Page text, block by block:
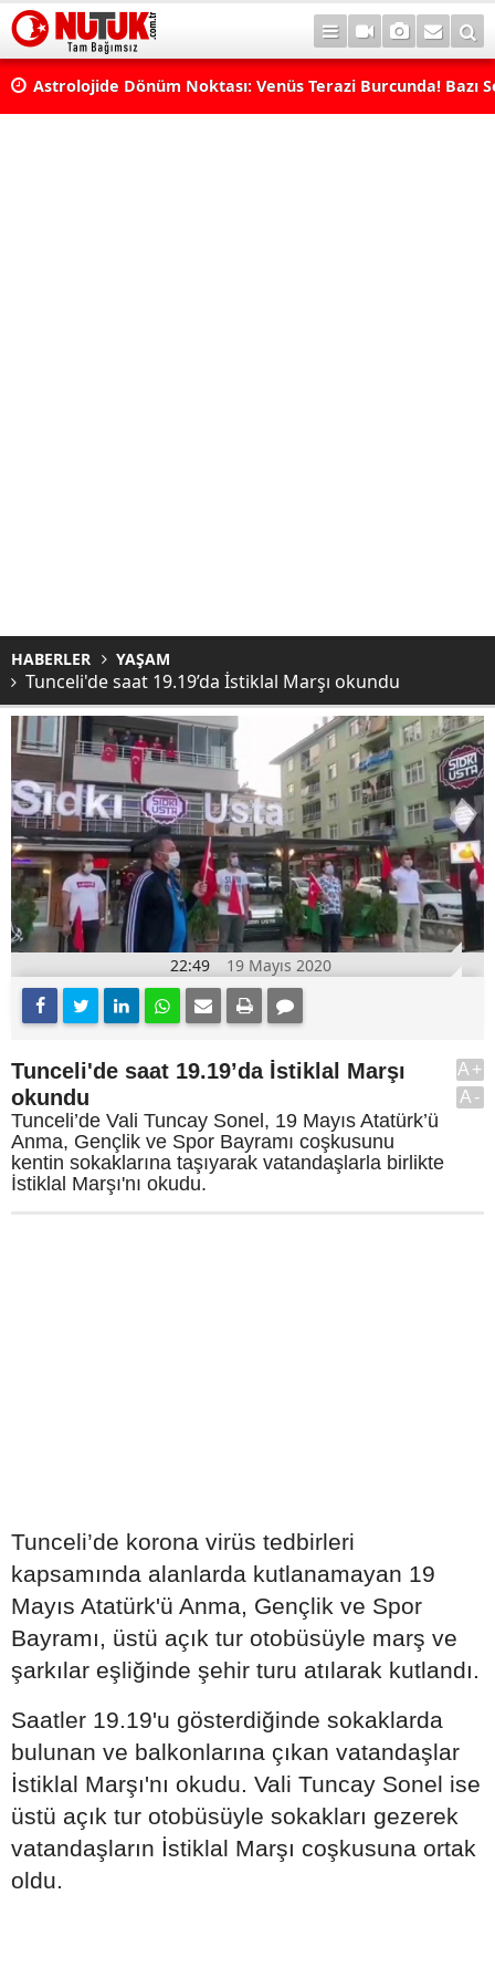
Astrolojide Dönüm Noktası: Venüs Terazi Burcunda! Bazı
HABERLER YAŞAM
Tunceli'de saat 19.19’da İstiklal Marşı okundu
22:49 19 Mayıs 2020
Tunceli'de saat 19.19’da İstiklal Marşı
okundu
Tunceli’de Vali Tuncay Sonel, 19 Mayıs Atatürk’ü
Anma, Gençlik ve Spor Bayramı coşkusunu
kentin sokaklarına taşıyarak vatandaşlarla birlikte
İstiklal Marşı'nı okudu.
A+
A-
Tunceli’de korona virüs tedbirleri
kapsamında alanlarda kutlanamayan 19
Mayıs Atatürk'ü Anma, Gençlik ve Spor
Bayramı, üstü açık tur otobüsüyle marş ve
şarkılar eşliğinde şehir turu atılarak kutlandı.
Saatler 19.19'u gösterdiğinde sokaklarda
bulunan ve balkonlarına çıkan vatandaşlar
İstiklal Marşı'nı okudu. Vali Tuncay Sonel ise
üstü açık tur otobüsüyle sokakları gezerek
vatandaşların İstiklal Marşı coşkusuna ortak
oldu.